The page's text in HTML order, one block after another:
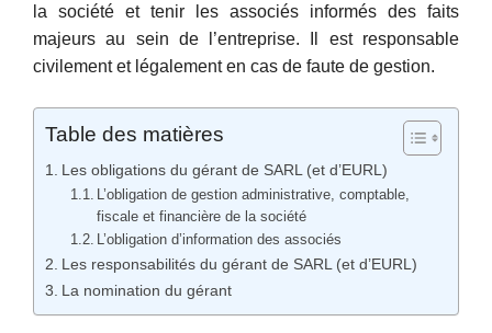
la société et tenir les associés informés des faits
majeurs au sein de l’entreprise. Il est responsable
civilement et légalement en cas de faute de gestion.
Table des matières
Les obligations du gérant de SARL (et d’EURL)
L’obligation de gestion administrative, comptable,
fiscale et financière de la société
L’obligation d’information des associés
Les responsabilités du gérant de SARL (et d’EURL)
La nomination du gérant